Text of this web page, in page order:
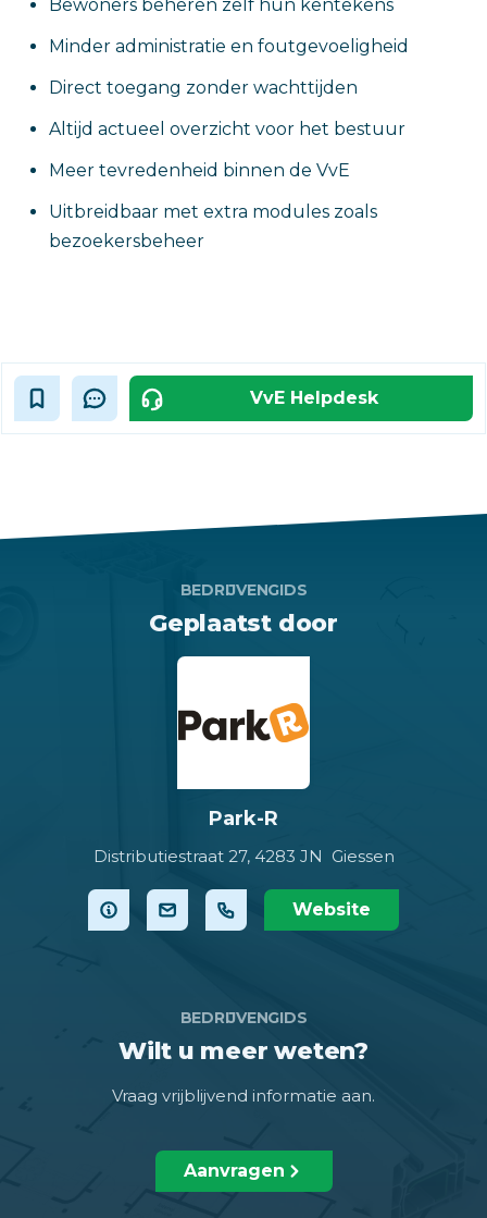
Bewoners beheren zelf hun kentekens
Minder administratie en foutgevoeligheid
Direct toegang zonder wachttijden
Altijd actueel overzicht voor het bestuur
Meer tevredenheid binnen de VvE
Uitbreidbaar met extra modules zoals
bezoekersbeheer
VvE Helpdesk
BEDRIJVENGIDS
Geplaatst door
Park-R
Distributiestraat 27, 4283 JN Giessen
Website
BEDRIJVENGIDS
Wilt u meer weten?
Vraag vrijblijvend informatie aan.
Aanvragen